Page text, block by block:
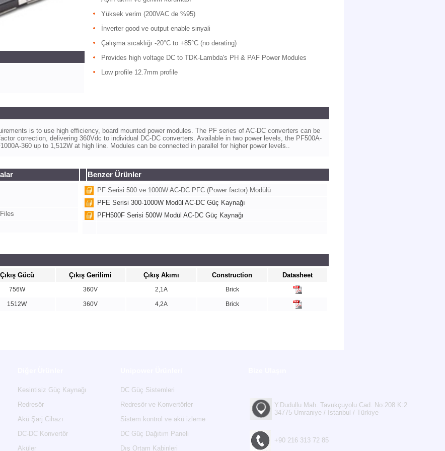
Yüksek verim (200VAC de %95)
İnverter good ve output enable sinyali
Çalışma sıcaklığı -20°C to +85°C (no derating)
Provides high voltage DC to TDK-Lambda's PH & PAF Power Modules
Low profile 12.7mm profile
is to use high efficiency, board mounted power modules. The PF series of AC-DC converters can be
correction, delivering 360Vdc to individual DC-DC converters. Available in two power levels, the PF500A-
360 up to 1,512W at high line. Modules can be connected in parallel for higher power levels..
Benzer Ürünler
PF Serisi 500 ve 1000W AC-DC PFC (Power factor) Modülü
PFE Serisi 300-1000W Modül AC-DC Güç Kaynağı
PFH500F Serisi 500W Modül AC-DC Güç Kaynağı
Çıkış Gücü Çıkış Gerilimi Çıkış Akımı Construction
Datasheet
756W 360V 2,1A Brick
1512W 360V 4,2A Brick
Kesintisiz Güç Kaynağı
DC Güç Sistemleri
Y.Dudullu Mah. Tavukçuyolu Cad. No:208 K:2
34775-Ümraniye / İstanbul / Türkiye
+90 216 313 72 85
Redresör
Redresör ve Konvertörler
Akü Şarj Cihazı
Sistem kontrol ve akü izleme
DC-DC Konvertör DC Güç Dağıtım Paneli
Aküler Dış Ortam Kabinleri